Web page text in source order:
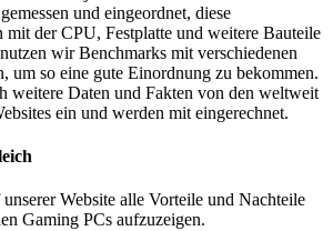
und eingeordnet, diese
mit der CPU, Festplatte und weitere Bauteile
wir Benchmarks mit verschiedenen
um so eine gute Einordnung zu bekommen.
weitere Daten und Fakten von den weltweit
ein und werden mit eingerechnet.
Website alle Vorteile und Nachteile
Gaming PCs aufzuzeigen.